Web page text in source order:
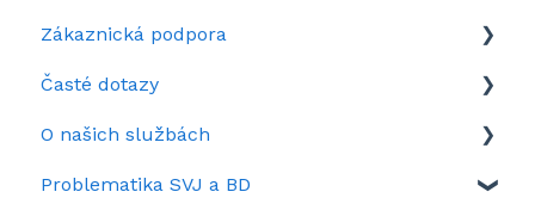
Zákaznická podpora
Když si nevíte rady
Představení portálu SousedéCZ
Nastavení portálu SousedéCZ
Časté dotazy
Aktuálně zrovna hledáte
Často se ptáte
O našich službách
Služby na Sousedé.cz
Problematika SVJ a BD